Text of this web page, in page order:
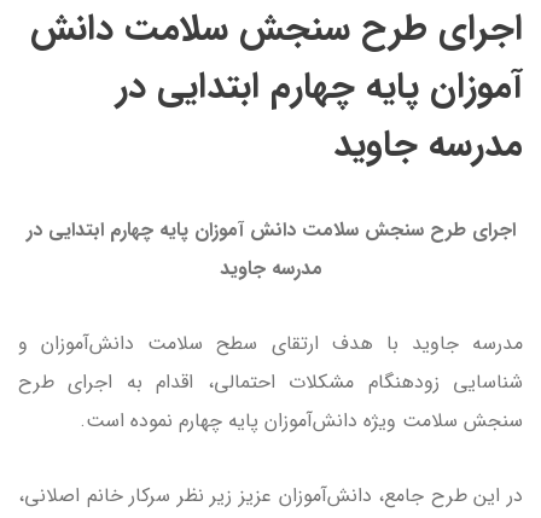
اجرای طرح سنجش سلامت دانش
آموزان پایه چهارم ابتدایی در
مدرسه جاوید
اجرای طرح سنجش سلامت دانش آموزان پایه چهارم ابتدایی در
مدرسه جاوید
مدرسه جاوید با هدف ارتقای سطح سلامت دانش‌آموزان و
شناسایی زودهنگام مشکلات احتمالی، اقدام به اجرای طرح
سنجش سلامت ویژه دانش‌آموزان پایه چهارم نموده است.
در این طرح جامع، دانش‌آموزان عزیز زیر نظر سرکار خانم اصلانی،